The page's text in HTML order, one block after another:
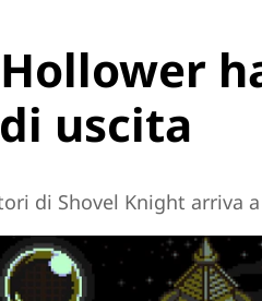
uscita
di Shovel Knight arriva